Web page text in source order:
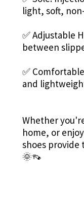
light, soft,
✅ Adjustable
between
✅
and
Whether
home, or
shoes provide
🌞👡